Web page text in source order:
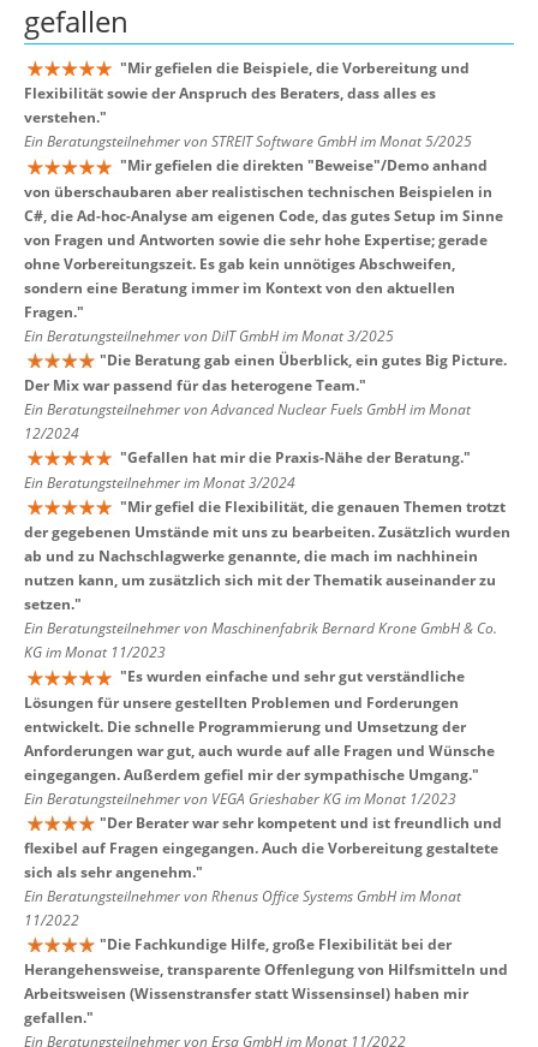
gefallen
"Mir gefielen die Beispiele, die Vorbereitung und
Flexibilität sowie der Anspruch des Beraters, dass alles es
verstehen."
Ein Beratungsteilnehmer von STREIT Software GmbH im Monat 5/2025
"Mir gefielen die direkten "Beweise"/Demo anhand
von überschaubaren aber realistischen technischen Beispielen in
C#, die Ad-hoc-Analyse am eigenen Code, das gutes Setup im Sinne
von Fragen und Antworten sowie die sehr hohe Expertise; gerade
ohne Vorbereitungszeit. Es gab kein unnötiges Abschweifen,
sondern eine Beratung immer im Kontext von den aktuellen
Fragen."
Ein Beratungsteilnehmer von DiIT GmbH im Monat 3/2025
"Die Beratung gab einen Überblick, ein gutes Big Picture.
Der Mix war passend für das heterogene Team."
Ein Beratungsteilnehmer von Advanced Nuclear Fuels GmbH im Monat
12/2024
"Gefallen hat mir die Praxis-Nähe der Beratung."
Ein Beratungsteilnehmer im Monat 3/2024
"Mir gefiel die Flexibilität, die genauen Themen trotzt
der gegebenen Umstände mit uns zu bearbeiten. Zusätzlich wurden
ab und zu Nachschlagwerke genannte, die mach im nachhinein
nutzen kann, um zusätzlich sich mit der Thematik auseinander zu
setzen."
Ein Beratungsteilnehmer von Maschinenfabrik Bernard Krone GmbH & Co.
KG im Monat 11/2023
"Es wurden einfache und sehr gut verständliche
Lösungen für unsere gestellten Problemen und Forderungen
entwickelt. Die schnelle Programmierung und Umsetzung der
Anforderungen war gut, auch wurde auf alle Fragen und Wünsche
eingegangen. Außerdem gefiel mir der sympathische Umgang."
Ein Beratungsteilnehmer von VEGA Grieshaber KG im Monat 1/2023
"Der Berater war sehr kompetent und ist freundlich und
flexibel auf Fragen eingegangen. Auch die Vorbereitung gestaltete
sich als sehr angenehm."
Ein Beratungsteilnehmer von Rhenus Office Systems GmbH im Monat
11/2022
"Die Fachkundige Hilfe, große Flexibilität bei der
Herangehensweise, transparente Offenlegung von Hilfsmitteln und
Arbeitsweisen (Wissenstransfer statt Wissensinsel) haben mir
gefallen."
Ein Beratungsteilnehmer von Ersa GmbH im Monat 11/2022